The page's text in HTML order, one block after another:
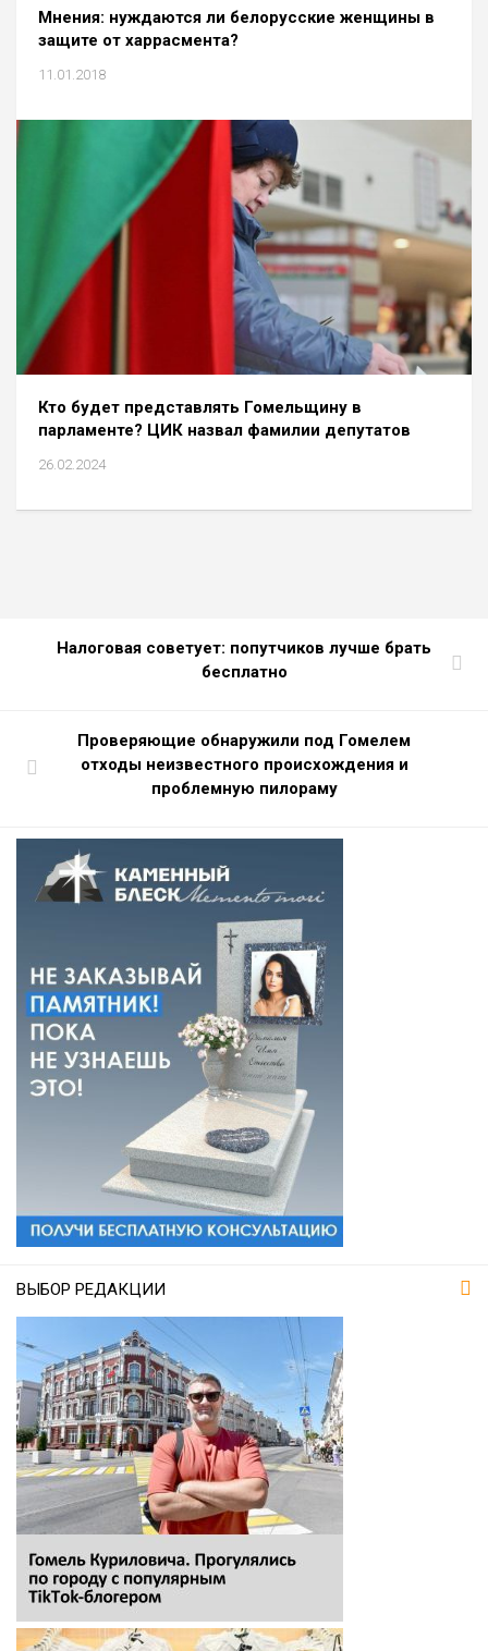
Мнения: нуждаются ли белорусские женщины в
защите от харрасмента?
11.01.2018
Кто будет представлять Гомельщину в
парламенте? ЦИК назвал фамилии депутатов
26.02.2024
Налоговая советует: попутчиков лучше брать
бесплатно
Проверяющие обнаружили под Гомелем
отходы неизвестного происхождения и
проблемную пилораму
ВЫБОР РЕДАКЦИИ